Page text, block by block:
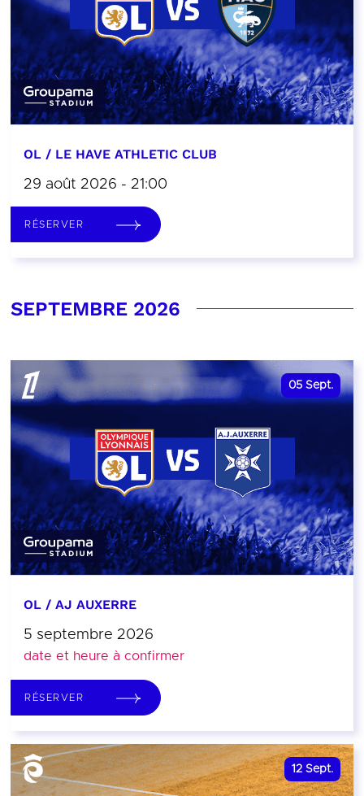
OL / LE HAVE ATHLETIC CLUB
29 août 2026 - 21:00
RÉSERVER
SEPTEMBRE 2026
05 Sept.
OL / AJ AUXERRE
5 septembre 2026
date et heure à confirmer
RÉSERVER
12 Sept.